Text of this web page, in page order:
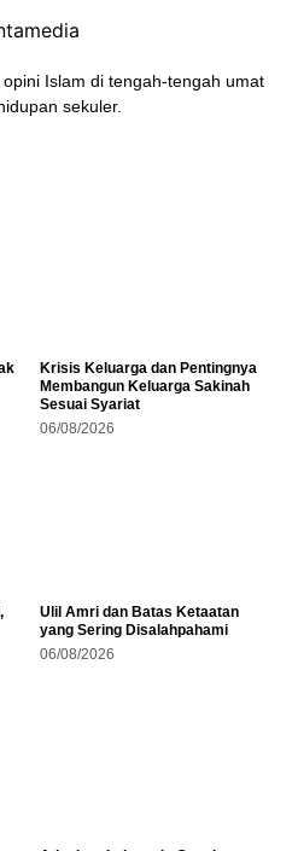
Islam di tengah-tengah umat
sekuler.
Krisis Keluarga dan Pentingnya
Membangun Keluarga Sakinah
Sesuai Syariat
06/08/2026
Ulil Amri dan Batas Ketaatan
yang Sering Disalahpahami
06/08/2026